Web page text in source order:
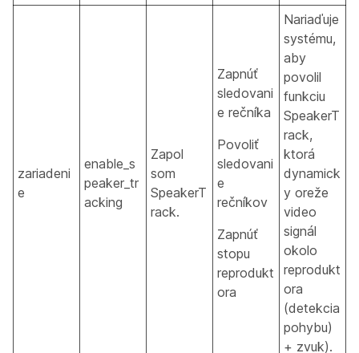
zariadeni
e
enable_s
peaker_tr
acking
Zapol
som
SpeakerT
rack.
Zapnúť
sledovani
e rečníka
Povoliť
sledovani
e
rečníkov
Zapnúť
stopu
reprodukt
ora
Nariaďuje
systému,
aby
povolil
funkciu
SpeakerT
rack,
ktorá
dynamick
y oreže
video
signál
okolo
reprodukt
ora
(detekcia
pohybu)
+ zvuk).